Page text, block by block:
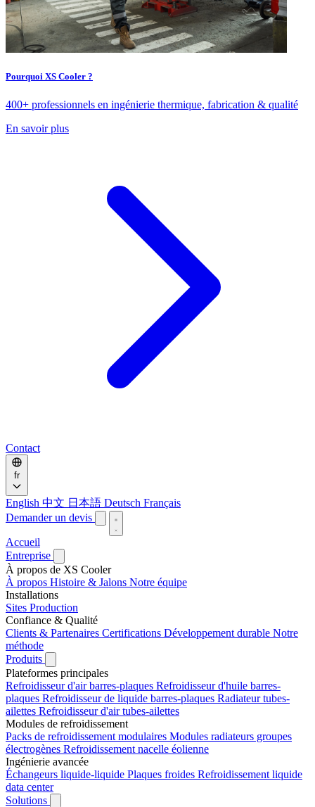
Pourquoi XS Cooler ?
400+ professionnels en ingénierie thermique, fabrication & qualité
En savoir plus
Contact
fr
English 中文 日本語 Deutsch Français
Demander un devis
Accueil
Entreprise
À propos de XS Cooler
À propos Histoire & Jalons Notre équipe
Installations
Sites Production
Confiance & Qualité
Clients & Partenaires Certifications Développement durable Notre
méthode
Produits
Plateformes principales
Refroidisseur d'air barres-plaques Refroidisseur d'huile barres-
plaques Refroidisseur de liquide barres-plaques Radiateur tubes-
ailettes Refroidisseur d'air tubes-ailettes
Modules de refroidissement
Packs de refroidissement modulaires Modules radiateurs groupes
électrogènes Refroidissement nacelle éolienne
Ingénierie avancée
Échangeurs liquide-liquide Plaques froides Refroidissement liquide
data center
Solutions